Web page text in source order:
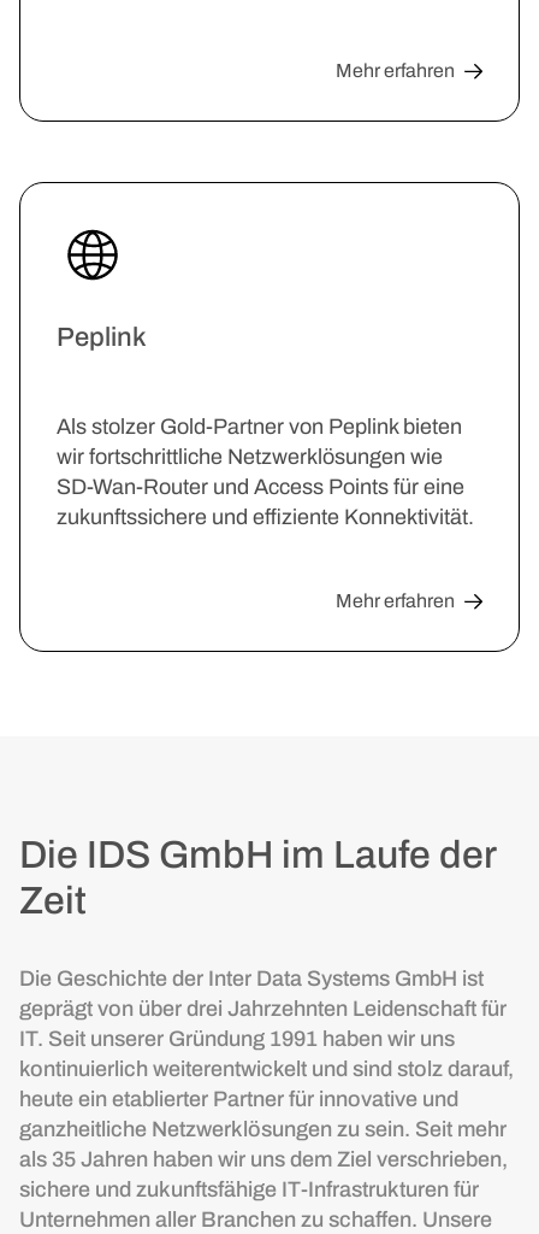
Mehr erfahren
Peplink
Als stolzer Gold-Partner von Peplink bieten
wir fortschrittliche Netzwerklösungen wie
SD-Wan-Router und Access Points für eine
zukunftssichere und effiziente Konnektivität.
Mehr erfahren
Die IDS GmbH im Laufe der
Zeit
Die Geschichte der Inter Data Systems GmbH ist
geprägt von über drei Jahrzehnten Leidenschaft für
IT. Seit unserer Gründung 1991 haben wir uns
kontinuierlich weiterentwickelt und sind stolz darauf,
heute ein etablierter Partner für innovative und
ganzheitliche Netzwerklösungen zu sein. Seit mehr
als 35 Jahren haben wir uns dem Ziel verschrieben,
sichere und zukunftsfähige IT-Infrastrukturen für
Unternehmen aller Branchen zu schaffen. Unsere